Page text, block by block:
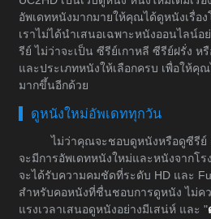
อัพเดทหนังมากมายให้คุณได้ดูหนังเรื่อ
เราไม่ได้นำเสนอเฉพาะหนังออนไลน์อ
รีย์ ไม่ว่าจะเป็น ซีรีย์เกาหลี ซีรีย์ฝรั่ง
และประเภทหนังให้เลือกครบ เพื่อให้คุ
มากขึ้นอีกด้วย
ดูหนังใหม่อัพเดททุกวัน
ไม่ว่าคุณจะชอบดูหนังหรือดูซีรีย์
จะมีการอัพเดทหนังใหม่และหนังจากโ
จะได้รับความคมชัดที่ระดับ HD และ
สำหรับคอหนังที่ชื่นชอบการดูหนัง ไม่ค
แรงเวลาเสนอดูหนังอย่างมีเสน่ห์ และ "